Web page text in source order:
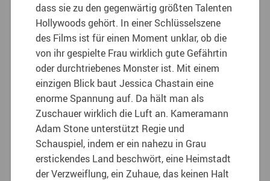
dass sie zu den gegenwärtig größten Talenten
Hollywoods gehört. In einer Schlüsselszene
des Films ist für einen Moment unklar, ob die
von ihr gespielte Frau wirklich gute Gefährtin
oder durchtriebenes Monster ist. Mit einem
einzigen Blick baut Jessica Chastain eine
enorme Spannung auf. Da hält man als
Zuschauer wirklich die Luft an. Kameramann
Adam Stone unterstützt Regie und
Schauspiel, indem er ein nahezu in Grau
erstickendes Land beschwört, eine Heimstadt
der Verzweiflung, ein Zuhaue, das keinen Halt